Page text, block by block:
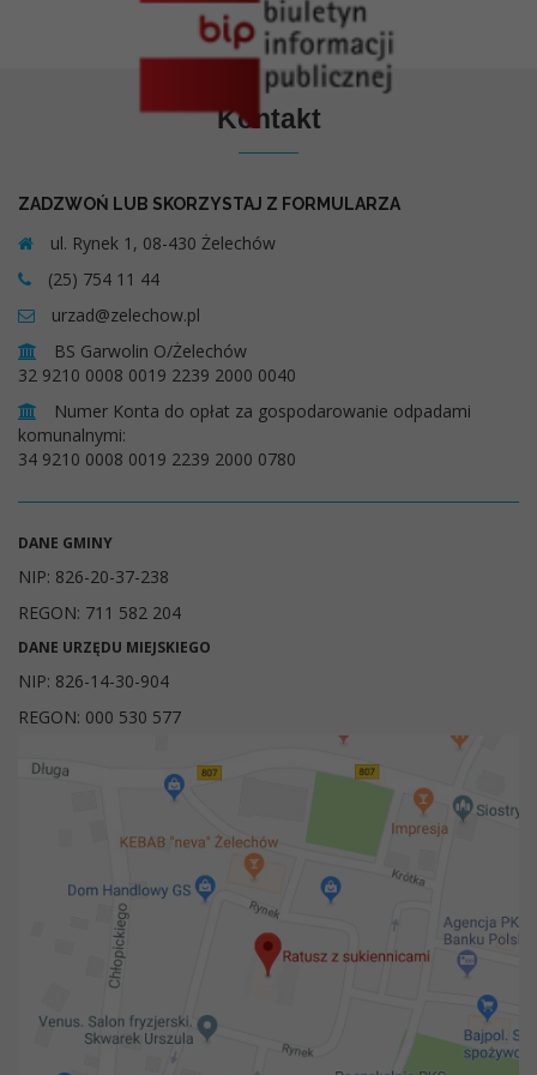
Kontakt
ZADZWOŃ LUB SKORZYSTAJ Z FORMULARZA
ul. Rynek 1, 08-430 Żelechów
(25) 754 11 44
urzad@zelechow.pl
BS Garwolin O/Żelechów
32 9210 0008 0019 2239 2000 0040
Numer Konta do opłat za gospodarowanie odpadami
komunalnymi:
34 9210 0008 0019 2239 2000 0780
DANE GMINY
NIP: 826-20-37-238
REGON: 711 582 204
DANE URZĘDU MIEJSKIEGO
NIP: 826-14-30-904
REGON: 000 530 577